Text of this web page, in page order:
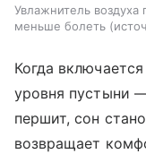
Увлажнитель
меньше болеть
Когда
уровня пустыни
першит, сон
возвращает